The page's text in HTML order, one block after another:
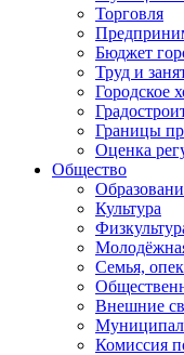
Торговля
Бюджет
Труд и
Городское
Границы
Оценка
Общество
Культура
Семья,
Внешние
Комиссия